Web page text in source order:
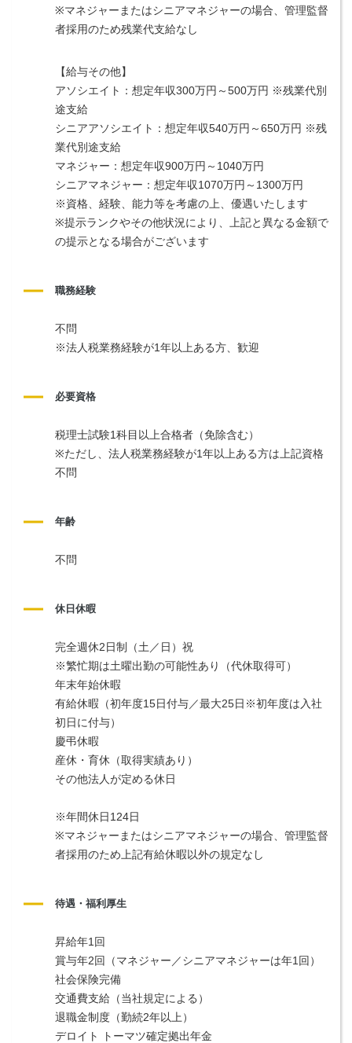
※マネジャーまたはシニアマネジャーの場合、管理監督
者採用のため残業代支給なし
【給与その他】
アソシエイト：想定年収300万円～500万円 ※残業代別
途支給
シニアアソシエイト：想定年収540万円～650万円 ※残
業代別途支給
マネジャー：想定年収900万円～1040万円
シニアマネジャー：想定年収1070万円～1300万円
※資格、経験、能力等を考慮の上、優遇いたします
※提示ランクやその他状況により、上記と異なる金額で
の提示となる場合がございます
職務経験
不問
※法人税業務経験が1年以上ある方、歓迎
必要資格
税理士試験1科目以上合格者（免除含む）
※ただし、法人税業務経験が1年以上ある方は上記資格
不問
年齢
不問
休日休暇
完全週休2日制（土／日）祝
※繁忙期は土曜出勤の可能性あり（代休取得可）
年末年始休暇
有給休暇（初年度15日付与／最大25日※初年度は入社
初日に付与）
慶弔休暇
産休・育休（取得実績あり）
その他法人が定める休日
※年間休日124日
※マネジャーまたはシニアマネジャーの場合、管理監督
者採用のため上記有給休暇以外の規定なし
待遇・福利厚生
昇給年1回
賞与年2回（マネジャー／シニアマネジャーは年1回）
社会保険完備
交通費支給（当社規定による）
退職金制度（勤続2年以上）
デロイト トーマツ確定拠出年金